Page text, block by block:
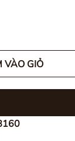
VÀO GIỎ